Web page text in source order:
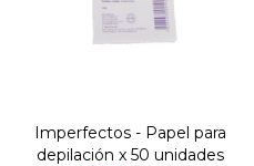
Imperfectos - Papel para
depilación x 50 unidades